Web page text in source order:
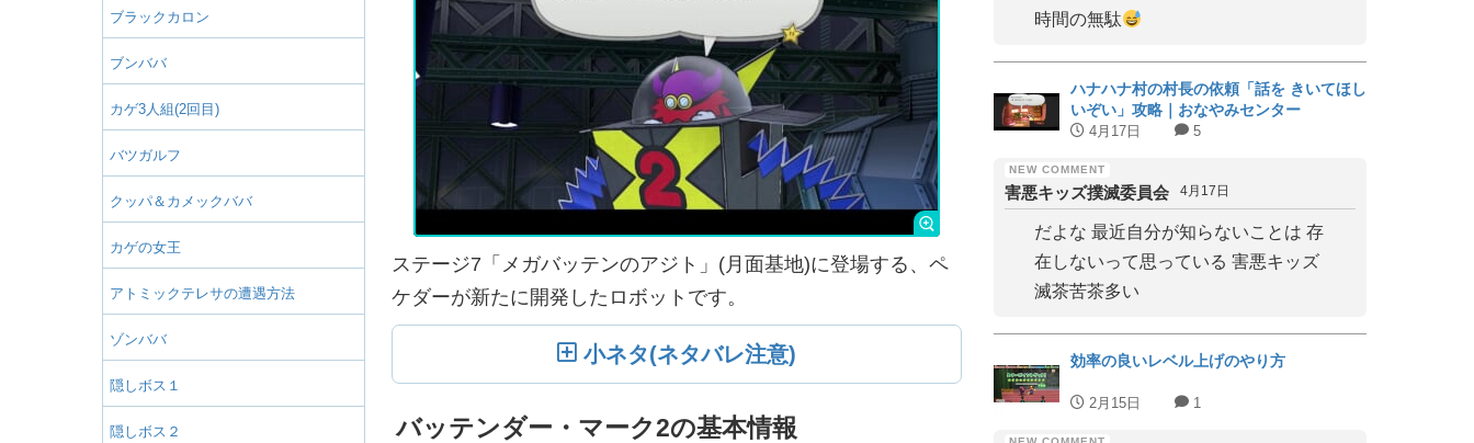
ブラックカロン
ブンババ
カゲ3人組(2回目)
バツガルフ
クッパ＆カメックババ
カゲの女王
アトミックテレサの遭遇方法
ゾンババ
隠しボス１
隠しボス２
ステージ7「メガバッテンのアジト」(月面基地)に登場する、ペ
ケダーが新たに開発したロボットです。
小ネタ(ネタバレ注意)
バッテンダー・マーク2の基本情報
時間の無駄
ハナハナ村の村長の依頼「話を きいてほし
いぞい」攻略｜おなやみセンター
4月17日 5
害悪キッズ撲滅委員会 4月17日
だよな 最近自分が知らないことは 存
在しないって思っている 害悪キッズ
滅茶苦茶多い
効率の良いレベル上げのやり方
2月15日 1